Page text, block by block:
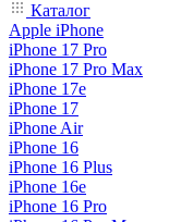
Каталог
Apple iPhone
iPhone 17 Pro
iPhone 17 Pro Max
iPhone 17e
iPhone 17
iPhone Air
iPhone 16
iPhone 16 Plus
iPhone 16e
iPhone 16 Pro